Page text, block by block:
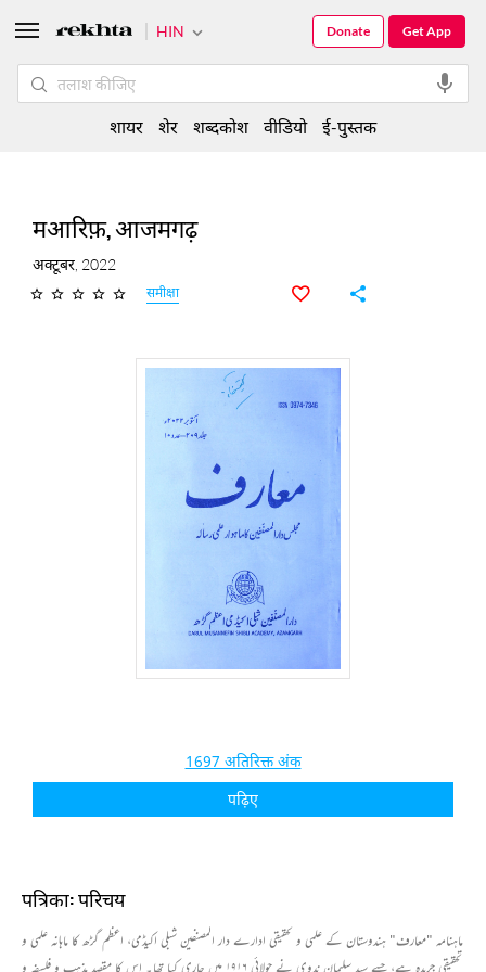
मआरिफ़, आजमगढ़
अक्टूबर, 2022
समीक्षा
1697 अतिरिक्त अंक
पढ़िए
पत्रिका: परिचय
ماہنامہ "معارف" ہندوستان کے علمی و تحقیقی ادارے دار المصنفین شبلی اکیڈمی، اعظم گڑھ کا ماہانہ علمی و
تحقیقی جریدہ ہے، جسے سید سلیمان ندوی نے جولائی ۱۹۱۶ میں جاری کیا تھا۔ اس کا مقصد مذہب و فلسفہ و
HIN Get App
Donate
शायर शेर शब्दकोश वीडियो ई-पुस्तक